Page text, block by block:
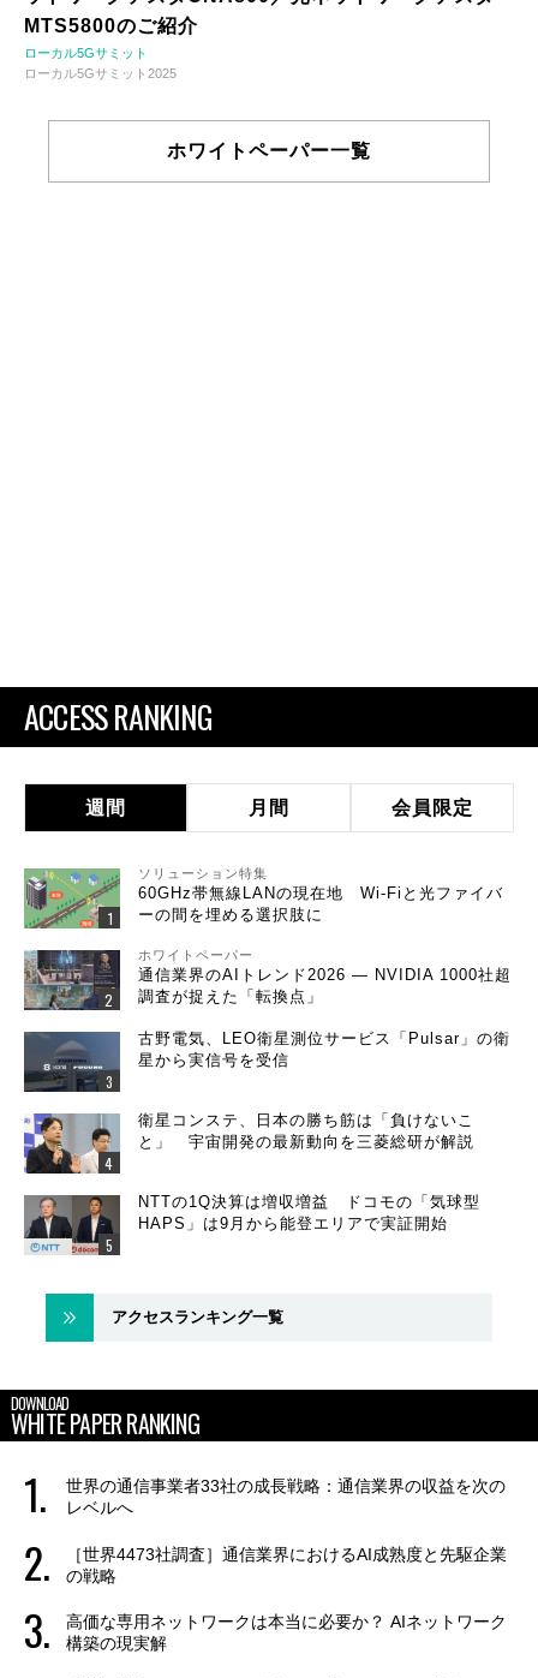
MTS5800のご紹介
ローカル5Gサミット
ローカル5Gサミット2025
ホワイトペーパー一覧
ACCESS RANKING
週間 月間 会員限定
ソリューション特集
60GHz帯無線LANの現在地 Wi-Fiと光ファイバ
ーの間を埋める選択肢に
ホワイトペーパー
通信業界のAIトレンド2026 ― NVIDIA 1000社超
調査が捉えた「転換点」
古野電気、LEO衛星測位サービス「Pulsar」の衛
星から実信号を受信
衛星コンステ、日本の勝ち筋は「負けないこ
と」 宇宙開発の最新動向を三菱総研が解説
NTTの1Q決算は増収増益 ドコモの「気球型
HAPS」は9月から能登エリアで実証開始
アクセスランキング一覧
DOWNLOAD
WHITE PAPER RANKING
世界の通信事業者33社の成長戦略：通信業界の収益を次の
レベルへ
［世界4473社調査］通信業界におけるAI成熟度と先駆企業
の戦略
高価な専用ネットワークは本当に必要か？ AIネットワーク
構築の現実解